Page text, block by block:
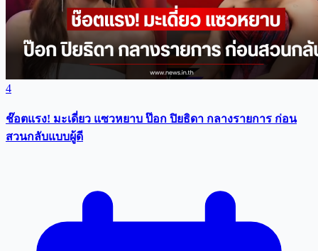
4
ช๊อตแรง! มะเดี่ยว แซวหยาบ ป๊อก ปิยธิดา กลางรายการ ก่อน
สวนกลับแบบผู้ดี